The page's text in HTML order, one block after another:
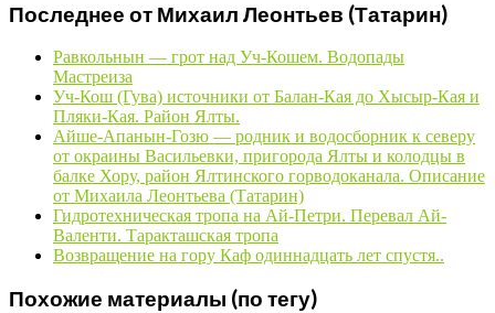
Последнее от Михаил Леонтьев (Татарин)
Равкольнын — грот над Уч-Кошем. Водопады
Мастреиза
Уч-Кош (Гува) источники от Балан-Кая до Хысыр-Кая и
Пляки-Кая. Район Ялты.
Айше-Апанын-Гозю — родник и водосборник к северу
от окраины Васильевки, пригорода Ялты и колодцы в
балке Хору, район Ялтинского горводоканала. Описание
от Михаила Леонтьева (Татарин)
Гидротехническая тропа на Ай-Петри. Перевал Ай-
Валенти. Таракташская тропа
Возвращение на гору Каф одиннадцать лет спустя..
Похожие материалы (по тегу)